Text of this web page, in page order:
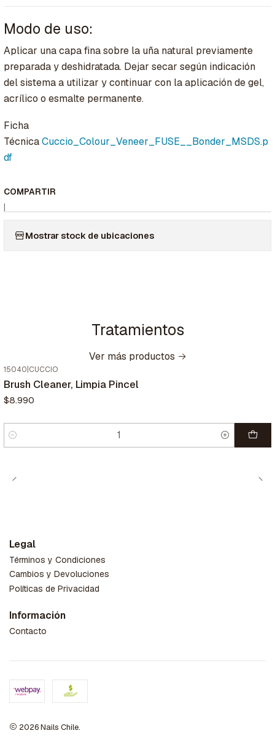
Modo de uso:
Aplicar una capa fina sobre la uña natural previamente
preparada y deshidratada. Dejar secar según indicación
del sistema a utilizar y continuar con la aplicación de gel,
acrílico o esmalte permanente.
Ficha
TécnicaCuccio_Colour_Veneer_FUSE__Bonder_MSDS.p
df
COMPARTIR
|
Mostrar stock de ubicaciones
Tratamientos
Ver más productos
15040 CUCCIO
Brush Cleaner, Limpia Pincel
$8.990
Cantidad
Legal
Términos y Condiciones
Cambios y Devoluciones
Políticas de Privacidad
Información
Contacto
2026 Nails Chile.